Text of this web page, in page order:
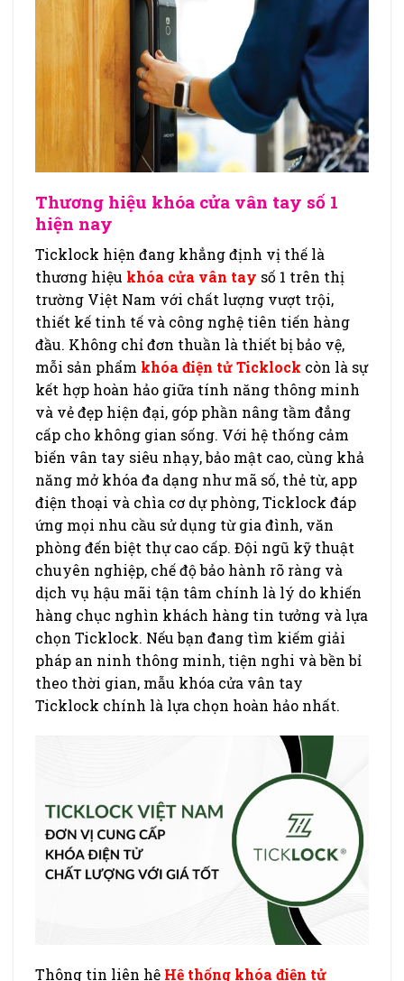
Thương hiệu khóa cửa vân tay số 1
hiện nay
Ticklock hiện đang khẳng định vị thế là
thương hiệu khóa cửa vân tay số 1 trên thị
trường Việt Nam với chất lượng vượt trội,
thiết kế tinh tế và công nghệ tiên tiến hàng
đầu. Không chỉ đơn thuần là thiết bị bảo vệ,
mỗi sản phẩm khóa điện tử Ticklock còn là sự
kết hợp hoàn hảo giữa tính năng thông minh
và vẻ đẹp hiện đại, góp phần nâng tầm đẳng
cấp cho không gian sống. Với hệ thống cảm
biến vân tay siêu nhạy, bảo mật cao, cùng khả
năng mở khóa đa dạng như mã số, thẻ từ, app
điện thoại và chìa cơ dự phòng, Ticklock đáp
ứng mọi nhu cầu sử dụng từ gia đình, văn
phòng đến biệt thự cao cấp. Đội ngũ kỹ thuật
chuyên nghiệp, chế độ bảo hành rõ ràng và
dịch vụ hậu mãi tận tâm chính là lý do khiến
hàng chục nghìn khách hàng tin tưởng và lựa
chọn Ticklock. Nếu bạn đang tìm kiếm giải
pháp an ninh thông minh, tiện nghi và bền bỉ
theo thời gian, mẫu khóa cửa vân tay
Ticklock chính là lựa chọn hoàn hảo nhất.
Thông tin liên hệ Hệ thống khóa điện tử